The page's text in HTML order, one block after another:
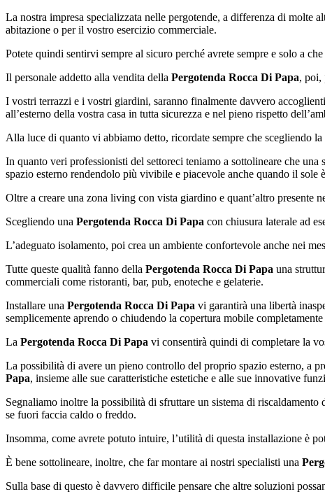
La nostra impresa specializzata nelle pergotende, a differenza di molte
abitazione o per il vostro esercizio commerciale.
Potete quindi sentirvi sempre al sicuro perché avrete sempre e solo a
Il personale addetto alla vendita della Pergotenda Rocca Di Papa, poi,
I vostri terrazzi e i vostri giardini, saranno finalmente davvero
all’esterno della vostra casa in tutta sicurezza e nel pieno rispetto
Alla luce di quanto vi abbiamo detto, ricordate sempre che scegliendo la
In quanto veri professionisti del settoreci teniamo a sottolineare che una
spazio esterno rendendolo più vivibile e piacevole anche quando il sole
Oltre a creare una zona living con vista giardino e quant’altro presente
Scegliendo una Pergotenda Rocca Di Papa con chiusura laterale ad
L’adeguato isolamento, poi crea un ambiente confortevole anche nei
Tutte queste qualità fanno della Pergotenda Rocca Di Papa una
commerciali come ristoranti, bar, pub, enoteche e gelaterie.
Installare una Pergotenda Rocca Di Papa vi garantirà una libertà
semplicemente aprendo o chiudendo la copertura mobile
La Pergotenda Rocca Di Papa vi consentirà quindi di completare la
La possibilità di avere un pieno controllo del proprio spazio esterno, a
Papa, insieme alle sue caratteristiche estetiche e alle sue innovative
Segnaliamo inoltre la possibilità di sfruttare un sistema di
se fuori faccia caldo o freddo.
Insomma, come avrete potuto intuire, l’utilità di questa installazione è
È bene sottolineare, inoltre, che far montare ai nostri specialisti una
Sulla base di questo è davvero difficile pensare che altre soluzioni